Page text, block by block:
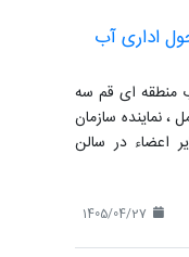
اداری آب
منطقه ای قم سه
مدیرعامل ، نماینده سازمان
اعضاء در سالن